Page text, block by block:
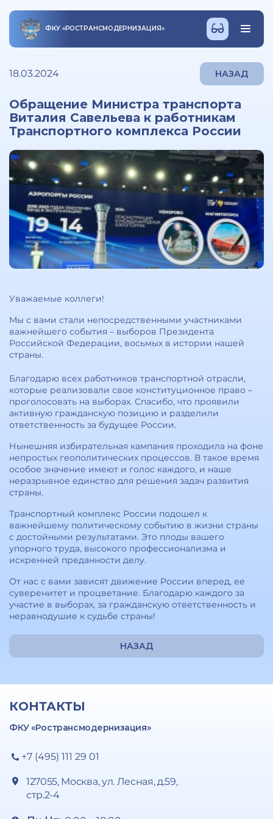
ФКУ «РОСТРАНСМОДЕРНИЗАЦИЯ»
18.03.2024 НАЗАД
Обращение Министра транспорта
Виталия Савельева к работникам
Транспортного комплекса России
Уважаемые коллеги!
Мы с вами стали непосредственными участниками
важнейшего события – выборов Президента
Российской Федерации, восьмых в истории нашей
страны.
Благодарю всех работников транспортной отрасли,
которые реализовали свое конституционное право –
проголосовать на выборах. Спасибо, что проявили
активную гражданскую позицию и разделили
ответственность за будущее России.
Нынешняя избирательная кампания проходила на фоне
непростых геополитических процессов. В такое время
особое значение имеют и голос каждого, и наше
неразрывное единство для решения задач развития
страны.
Транспортный комплекс России подошел к
важнейшему политическому событию в жизни страны
с достойными результатами. Это плоды вашего
упорного труда, высокого профессионализма и
искренней преданности делу.
От нас с вами зависят движение России вперед, ее
суверенитет и процветание. Благодарю каждого за
участие в выборах, за гражданскую ответственность и
неравнодушие к судьбе страны!
НАЗАД
КОНТАКТЫ
ФКУ «Ространсмодернизация»
+7 (495) 111 29 01
127055, Москва, ул. Лесная, д.59,
стр.2-4